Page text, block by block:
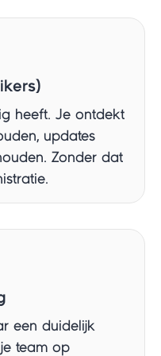
heeft. Je ontdekt
updates
Zonder dat
een duidelijk
team op